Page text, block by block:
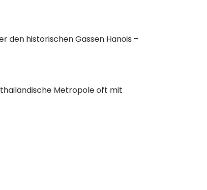
den historischen Gassen Hanois –
Metropole oft mit